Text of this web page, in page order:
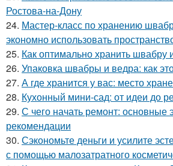
Ростова-на-Дону
24. Мастер-класс по хранению
экономно использовать
25. Как оптимально хранить швабру
26. Упаковка швабры и ведра: как
27. А где хранится у вас: место
28. Кухонный мини-сад: от идеи до
29. С чего начать ремонт: основные
рекомендации
30. Сэкономьте деньги и усилите
с помощью малозатратного